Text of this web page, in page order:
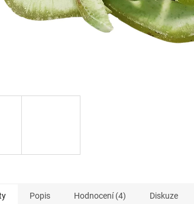
Popis Hodnocení (4) Diskuze